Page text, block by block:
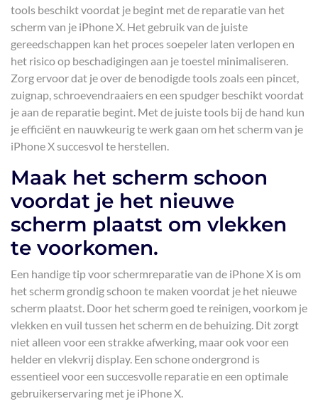
tools beschikt voordat je begint met de reparatie van het
scherm van je iPhone X. Het gebruik van de juiste
gereedschappen kan het proces soepeler laten verlopen en
het risico op beschadigingen aan je toestel minimaliseren.
Zorg ervoor dat je over de benodigde tools zoals een pincet,
zuignap, schroevendraaiers en een spudger beschikt voordat
je aan de reparatie begint. Met de juiste tools bij de hand kun
je efficiënt en nauwkeurig te werk gaan om het scherm van je
iPhone X succesvol te herstellen.
Maak het scherm schoon
voordat je het nieuwe
scherm plaatst om vlekken
te voorkomen.
Een handige tip voor schermreparatie van de iPhone X is om
het scherm grondig schoon te maken voordat je het nieuwe
scherm plaatst. Door het scherm goed te reinigen, voorkom je
vlekken en vuil tussen het scherm en de behuizing. Dit zorgt
niet alleen voor een strakke afwerking, maar ook voor een
helder en vlekvrij display. Een schone ondergrond is
essentieel voor een succesvolle reparatie en een optimale
gebruikerservaring met je iPhone X.